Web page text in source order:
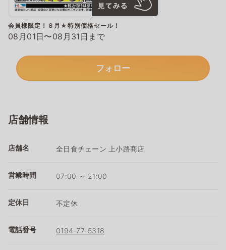
会員様限定！８月★特別価格セール！
08月01日〜08月31日まで
フォロー
店舗情報
店舗名 全日食チェーン 上小路商店
営業時間 07:00 ～ 21:00
定休日 不定休
電話番号 0194-77-5318